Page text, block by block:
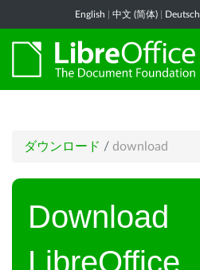
English 中文 (简体) Deutsch
ダウンロード / download
Download
LibreOffice